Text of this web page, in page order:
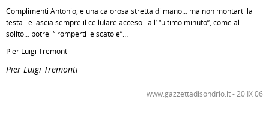
Complimenti Antonio, e una calorosa stretta di mano… ma non montarti la
testa…e lascia sempre il cellulare acceso…all’ “ultimo minuto”, come al
solito… potrei “ romperti le scatole”…
Pier Luigi Tremonti
Pier Luigi Tremonti
www.gazzettadisondrio.it - 20 IX 06